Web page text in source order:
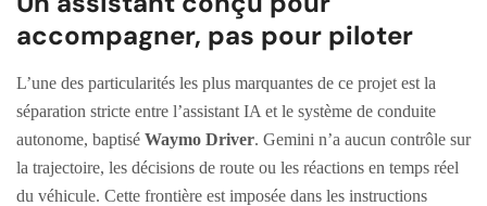
accompagner, pas pour piloter
L’une des particularités les plus marquantes de ce projet est la
séparation stricte entre l’assistant IA et le système de conduite
autonome, baptisé Waymo Driver. Gemini n’a aucun contrôle sur
la trajectoire, les décisions de route ou les réactions en temps réel
du véhicule. Cette frontière est imposée dans les instructions